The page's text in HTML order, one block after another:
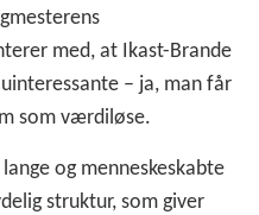
med, at Ikast-Brande
– ja, man får
som værdiløse.
og menneskeskabte
struktur, som giver